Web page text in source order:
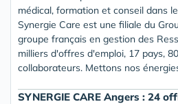
médical, formation et conseil dans
Synergie Care est une filiale du
groupe français en gestion des
milliers d'offres d'emploi, 17 pays,
collaborateurs. Mettons nos
SYNERGIE CARE Angers : 24